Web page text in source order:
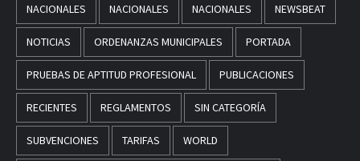
NACIONALES NACIONALES NACIONALES NEWSBEAT
NOTICIAS ORDENANZAS MUNICIPALES PORTADA
PRUEBAS DE APTITUD PROFESIONAL PUBLICACIONES
RECIENTES REGLAMENTOS SIN CATEGORÍA
SUBVENCIONES TARIFAS WORLD